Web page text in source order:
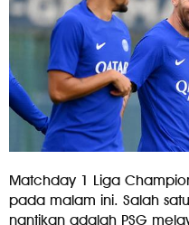
Matchday 1 Liga
pada malam ini. Salah
nantikan adalah PSG